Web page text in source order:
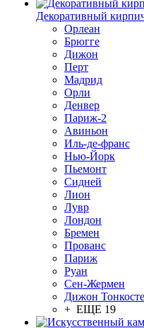
Декоративный
Орлеан
Брюгге
Дижон
Перт
Мадрид
Орли
Денвер
Париж-2
Авиньон
Иль-де-франс
Нью-Йорк
Пьемонт
Сидней
Лион
Лувр
Лондон
Бремен
Прованс
Париж
Руан
Сен-Жермен
Дижон
+ ЕЩЕ 19